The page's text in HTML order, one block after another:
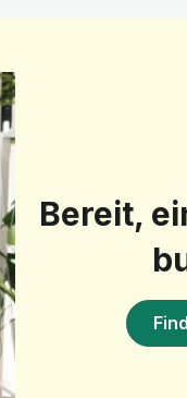
Bereit,